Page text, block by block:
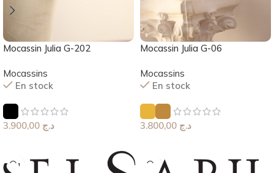
Mocassin Julia G-202
Mocassins
En stock
د.ج
Mocassin Julia G-06
Mocassins
En stock
د.ج